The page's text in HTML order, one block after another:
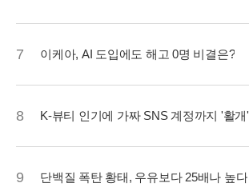
7 이케아, AI 도입에도 해고 0명 비결은?
8 K-뷰티 인기에 가짜 SNS 계정까지 '활개'
9 단백질 폭탄 황태, 우유보다 25배나 높다